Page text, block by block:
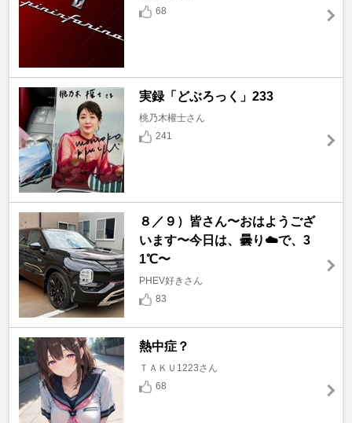
68
実録「どぶろっく」233
桃乃木權士さん
241
８／９）皆さん〜おはようござ
います〜今日は、曇り☁️で、3
1℃〜
PHEV好きさん
83
熱中症？
ＴＡＫＵ1223さん
68